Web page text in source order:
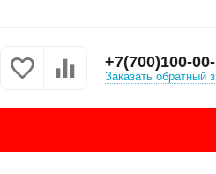
+7(700)100-
Заказать обратный